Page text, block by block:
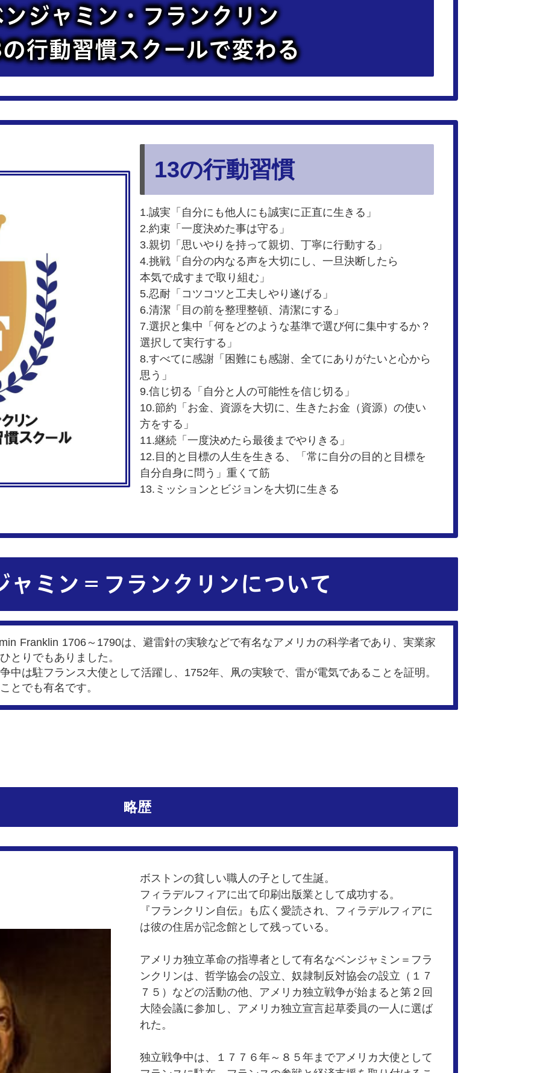
ジャミン・フランクリン
行動習慣スクールで変わる
13の行動習慣
1.誠実「自分にも他人にも誠実に正直に生きる」
2.約束「一度決めた事は守る」
3.親切「思いやりを持って親切、丁寧に行動する」
4.挑戦「自分の内なる声を大切にし、一旦決断したら
本気で成すまで取り組む」
5.忍耐「コツコツと工夫しやり遂げる」
6.清潔「目の前を整理整頓、清潔にする」
7.選択と集中「何をどのような基準で選び何に集中するか？
選択して実行する」
8.すべてに感謝「困難にも感謝、全てにありがたいと心から
思う」
9.信じ切る「自分と人の可能性を信じ切る」
10.節約「お金、資源を大切に、生きたお金（資源）の使い
方をする」
11.継続「一度決めたら最後までやりきる」
12.目的と目標の人生を生きる、「常に自分の目的と目標を
自分自身に問う」重くて筋
13.ミッションとビジョンを大切に生きる
ャミン＝フランクリンについて
Franklin 1706～1790は、避雷針の実験などで有名なアメリカの科学者であり、実業家
とりでもありました。
中は駐フランス大使として活躍し、1752年、凧の実験で、雷が電気であることを証明。
とでも有名です。
略歴
ボストンの貧しい職人の子として生誕。
フィラデルフィアに出て印刷出版業として成功する。
『フランクリン自伝』も広く愛読され、フィラデルフィアに
は彼の住居が記念館として残っている。
アメリカ独立革命の指導者として有名なベンジャミン＝フラ
ンクリンは、哲学協会の設立、奴隷制反対協会の設立（１７
７５）などの活動の他、アメリカ独立戦争が始まると第２回
大陸会議に参加し、アメリカ独立宣言起草委員の一人に選ば
れた。
独立戦争中は、１７７６年～８５年までアメリカ大使として